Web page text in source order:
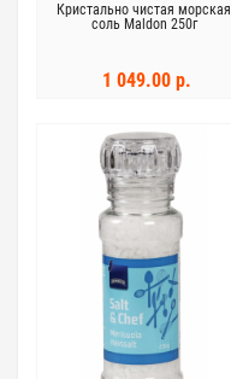
Кристально чистая морская
соль Maldon 250г
1 049.00 р.